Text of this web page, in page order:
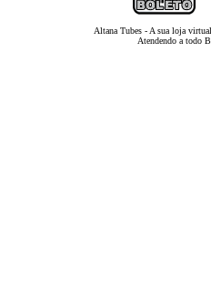
Altana Tubes - A sua loja
Atendendo a todo